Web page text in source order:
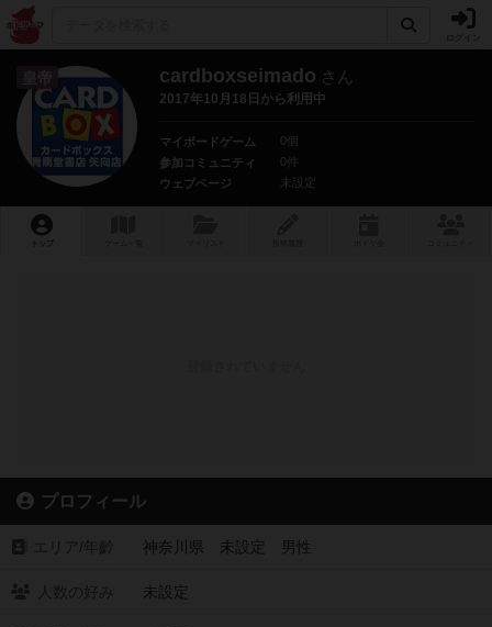
皇帝 cardboxseimado さん
2017年10月18日から利用中
マイボードゲーム
0個
参加コミュニティ
0件
ウェブページ
未設定
トップ
プロフィール
神奈川県 未設定 男性
未設定